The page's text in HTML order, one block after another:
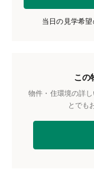
当日の見学希
この
物件・住環境の詳
とでも